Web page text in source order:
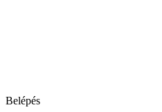
Belépés